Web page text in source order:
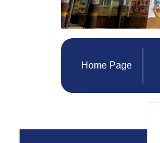
Home Page